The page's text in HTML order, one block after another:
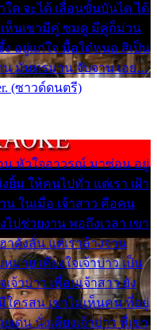
ด จะได้ เลื่อนขั้นบันได ได้
เห็นเขามีคู่ ซมดู มีคู่ก็ม่วน
อยู่แก่ใจ มื้อใด๋หนอ สิเป็น
น มันทรมาน จับจาน เอย…
(ซาวด์ดนตรี)
น หัวใจอาวรณ์ มาซ่อน อยู่
ยิ้ม ให้คนไปทั่ว แต่เรา เฝ้า
น ในเมื่อ เจ้าสาว คือคน
ปช่วยงาน พอถึงเวลา เขา
าดังลั่น แต่เราล้างจาน
มาย เคียงใจเจ้าบ่าว เป็น
จ้าบ่าว เพื่อนเจ้าสาว ยัง
ครสน เขาไม่เห็นคน ที่อยู่
เด่น นั่งเคียงเจ้าบ่าว ที่เขา